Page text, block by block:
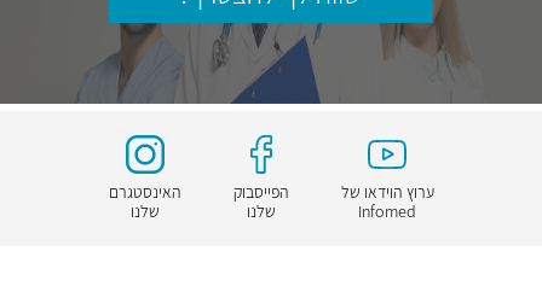
ערוץ הוידאו של
Infomed
הפייסבוק
שלנו
האינסטגרם
שלנו